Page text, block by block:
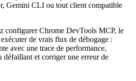
Gemini CLI ou tout client compatible
configurer Chrome DevTools MCP, le
de vrais flux de débogage :
avec une trace de performance,
défaillant et corriger une erreur de